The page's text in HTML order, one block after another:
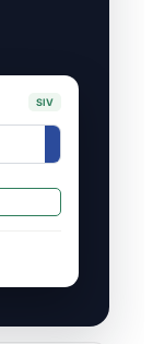
SIV